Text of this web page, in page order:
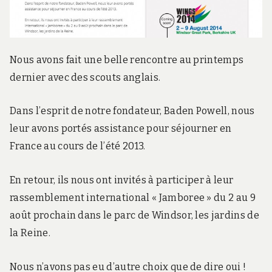
e
Nous avons fait une belle rencontre au printemps
dernier avec des scouts anglais.
Dans l’esprit de notre fondateur, Baden Powell, nous
leur avons portés assistance pour séjourner en
France au cours de l’été 2013.
En retour, ils nous ont invités à participer à leur
rassemblement international « Jamboree » du 2 au 9
août prochain dans le parc de Windsor, les jardins de
la Reine.
Nous n’avons pas eu d’autre choix que de dire oui !